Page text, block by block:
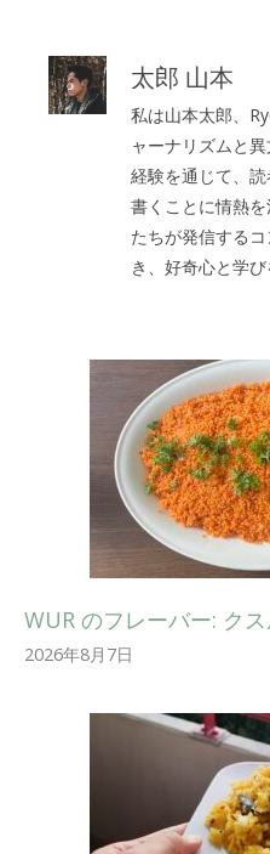
太郎 山本
私は山本太郎、
ャーナリズムと
経験を通じて、
書くことに情熱
たちが発信する
き、好奇心と学
WUR のフレーバー: ク
2026年8月7日